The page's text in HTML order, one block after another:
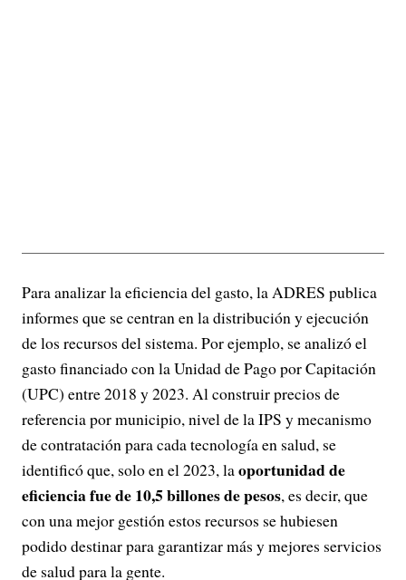
Para analizar la eficiencia del gasto, la ADRES publica
informes que se centran en la distribución y ejecución
de los recursos del sistema. Por ejemplo, se analizó el
gasto financiado con la Unidad de Pago por Capitación
(UPC) entre 2018 y 2023. Al construir precios de
referencia por municipio, nivel de la IPS y mecanismo
de contratación para cada tecnología en salud, se
identificó que, solo en el 2023, laoportunidad de
eficiencia fue de 10,5 billones de pesos, es decir, que
con una mejor gestión estos recursos se hubiesen
podido destinar para garantizar más y mejores servicios
de salud para la gente.